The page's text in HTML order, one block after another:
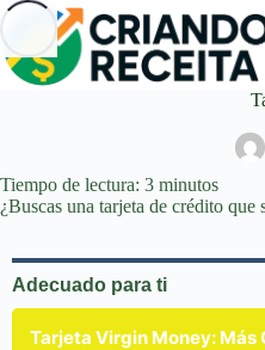
Saltar
contenido
Tiempo de lectura: 3 minutos
¿Buscas una tarjeta de crédito que
Adecuado para ti
Tarjeta Virgin Money: Más